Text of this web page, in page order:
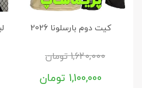
کیت دوم بارسلونا 2026
1,620,000تومان
1,100,000 تومان